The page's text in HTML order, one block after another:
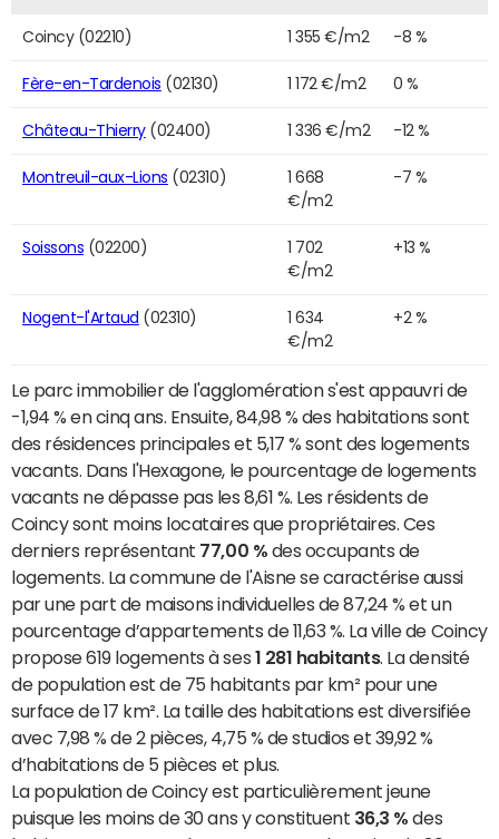
Coincy (02210) 1 355 €/m2 -8 %
Fère-en-Tardenois (02130) 1 172 €/m2 0 %
Château-Thierry(02400) 1 336 €/m2 -12 %
Montreuil-aux-Lions (02310)
1 668
€/m2
-7 %
Soissons (02200)
1 702
€/m2
+13 %
Nogent-l'Artaud (02310)
1 634
€/m2
+2 %
Le parc immobilier de l'agglomération s'est appauvri de
-1,94 % en cinq ans. Ensuite, 84,98 % des habitations sont
des résidences principales et 5,17 % sont des logements
vacants. Dans l'Hexagone, le pourcentage de logements
vacants ne dépasse pas les 8,61 %. Les résidents de
Coincy sont moins locataires que propriétaires. Ces
derniers représentant 77,00 % des occupants de
logements. La commune de l'Aisne se caractérise aussi
par une part de maisons individuelles de 87,24 % et un
pourcentage d’appartements de 11,63 %. La ville de Coincy
propose 619 logements à ses 1 281 habitants. La densité
de population est de 75 habitants par km² pour une
surface de 17 km². La taille des habitations est diversifiée
avec 7,98 % de 2 pièces, 4,75 % de studios et 39,92 %
d’habitations de 5 pièces et plus.
La population de Coincy est particulièrement jeune
puisque les moins de 30 ans y constituent 36,3 % des